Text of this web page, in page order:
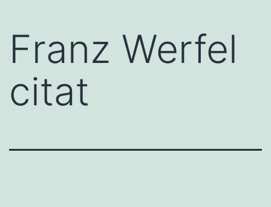
Franz Werfel
citat